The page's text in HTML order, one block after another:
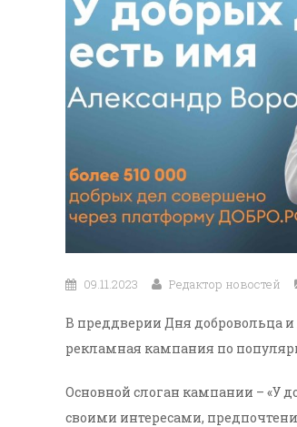
09.11.2023 Редактор новостей
В преддверии Дня добровольца и
рекламная кампания по
Основной слоган кампании – «У
своими интересами,